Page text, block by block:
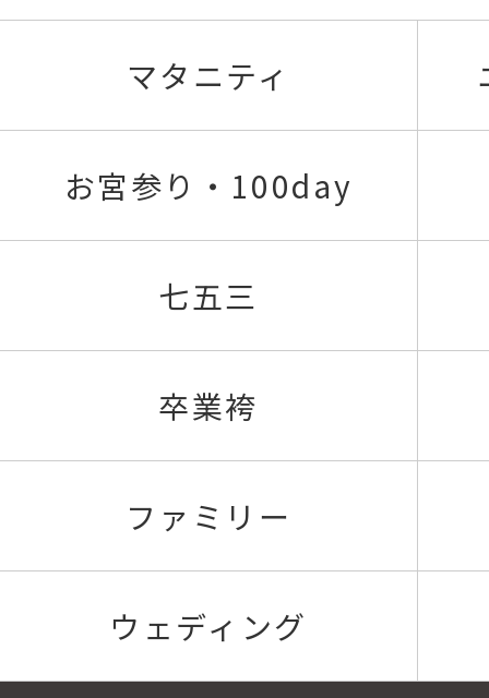
マタニティ
お宮参り・100day
七五三
卒業袴
ファミリー
ウェディング